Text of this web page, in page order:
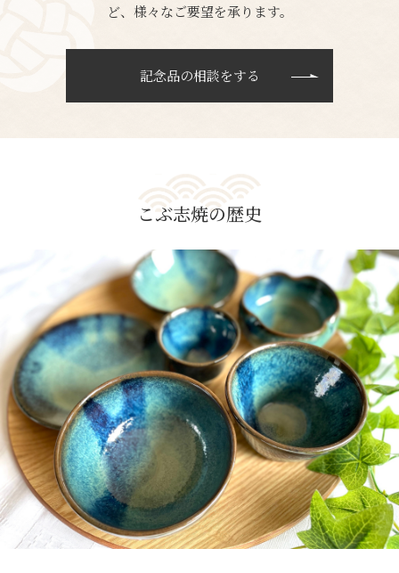
ど、様々なご要望を承ります。
記念品の相談をする
こぶ志焼の歴史